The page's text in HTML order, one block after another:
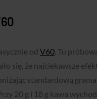
od V60 . Tu
się, że najciekawsze
standardową
20 g i 18 g kawa